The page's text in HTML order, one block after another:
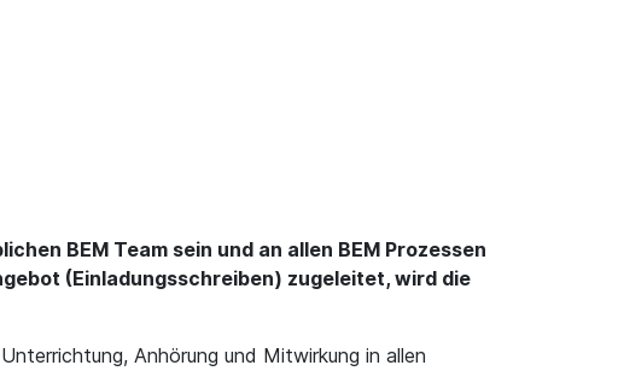
BEM Team sein und an allen BEM Prozessen
(Einladungsschreiben) zugeleitet, wird die
Anhörung und Mitwirkung in allen